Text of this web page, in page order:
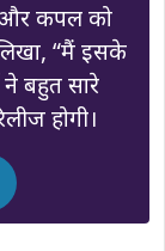
और कपल को
“मैं इसके
ने बहुत सारे
होगी।